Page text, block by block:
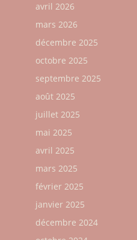
avril 2026
mars 2026
décembre 2025
octobre 2025
septembre 2025
août 2025
juillet 2025
mai 2025
avril 2025
mars 2025
février 2025
janvier 2025
décembre 2024